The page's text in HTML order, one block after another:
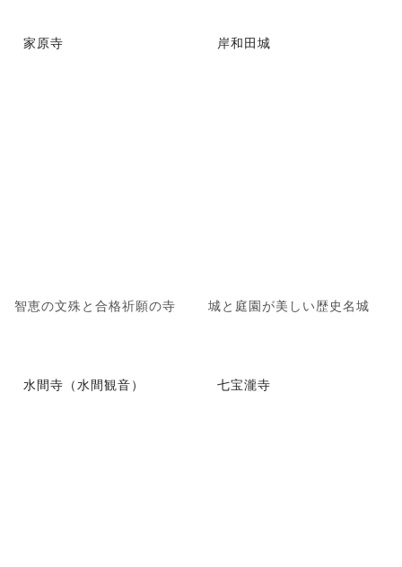
家原寺
智恵の文殊と合格祈願の寺
岸和田城
城と庭園が美しい歴史名城
水間寺（水間観音） 七宝瀧寺